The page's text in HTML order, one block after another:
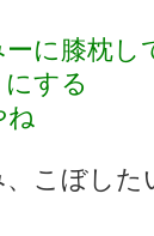
に膝枕し
する
ね
こぼした